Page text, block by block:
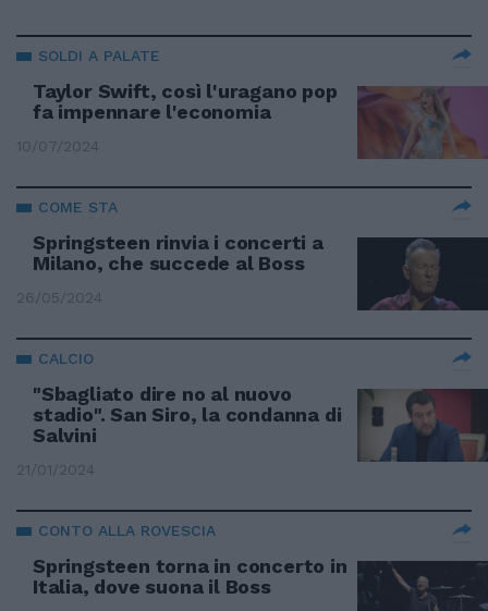
SOLDI A PALATE
Taylor Swift, così l'uragano pop
fa impennare l'economia
10/07/2024
COME STA
Springsteen rinvia i concerti a
Milano, che succede al Boss
26/05/2024
CALCIO
"Sbagliato dire no al nuovo
stadio". San Siro, la condanna di
Salvini
21/01/2024
CONTO ALLA ROVESCIA
Springsteen torna in concerto in
Italia, dove suona il Boss